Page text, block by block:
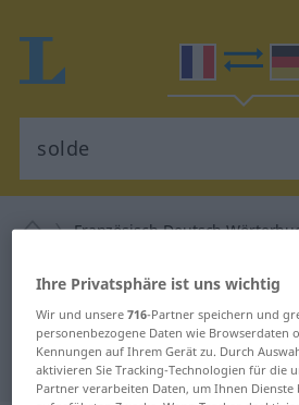
Französisch-Deutsch
Französisch-Deutsch
für "solde"
"solde" Deutsch
Ihre Privatsphäre ist uns wichtig
Wir und unsere716-Partner speichern und
personenbezogene Daten wie Browserdaten
Kennungen auf Ihrem Gerät zu. Durch
aktivieren Sie Tracking-Technologien für die
Partner verarbeiten Daten, um Ihnen Dienste